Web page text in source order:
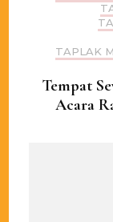
TAPLAK
Tempat
Acara